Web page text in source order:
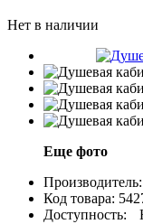
Нет в наличии
Еще фото
Производитель:
Код товара:
Доступность: